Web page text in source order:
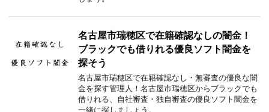
名古屋市瑞穂区で在籍確認なしの闇金！
ブラックでも借りれる優良ソフト闇金を
探そう
名古屋市瑞穂区で在籍確認なし・無審査の優良な闇
金を探す管理人！名古屋市瑞穂区からブラックでも
借りれる、自社審査・独自審査の優良ソフト闇金を
一緒に探しましょう。